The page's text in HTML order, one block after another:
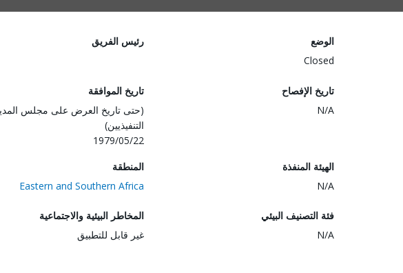
الوضع
Closed
رئيس الفريق
تاريخ الإفصاح
N/A
تاريخ الموافقة
(حتى تاريخ العرض على مجلس
التنفيذيين)
1979/05/22
الهيئة المنفذة
N/A
المنطقة
Eastern and Southern Africa
فئة التصنيف البيئي
N/A
المخاطر البيئية والاجتماعية
غير قابل للتطبيق